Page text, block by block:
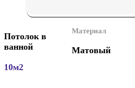
Потолок в
ванной
10м2
Материал
Матовый